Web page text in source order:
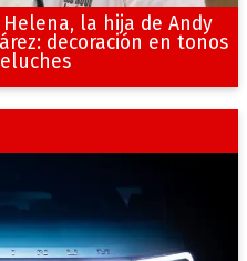
la hija de Andy
decoración en tonos